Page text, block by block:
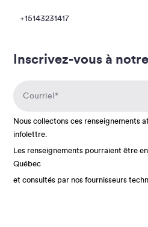
+15143231417
Inscrivez-vous à
Nous collectons ces renseignements
infolettre.
Les renseignements pourraient être
Québec
et consultés par nos fournisseurs